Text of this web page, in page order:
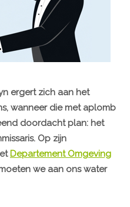
ergert zich aan het
wanneer die met aplomb
doordacht plan: het
Op zijn
Departement Omgeving
we aan ons water